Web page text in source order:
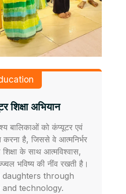
शिक्षा अभियान
बालिकाओं को कंप्यूटर एवं
करना है, जिससे वे आत्मनिर्भर
के साथ आत्मविश्वास,
भविष्य की नींव रखती है।
daughters through
technology.